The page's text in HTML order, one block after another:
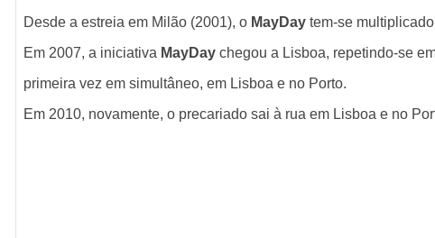
Desde a estreia em Milão (2001), o MayDay tem-se
Em 2007, a iniciativa MayDay chegou a Lisboa, repetindo-se
primeira vez em simultâneo, em Lisboa e no Porto.
Em 2010, novamente, o precariado sai à rua em Lisboa e no